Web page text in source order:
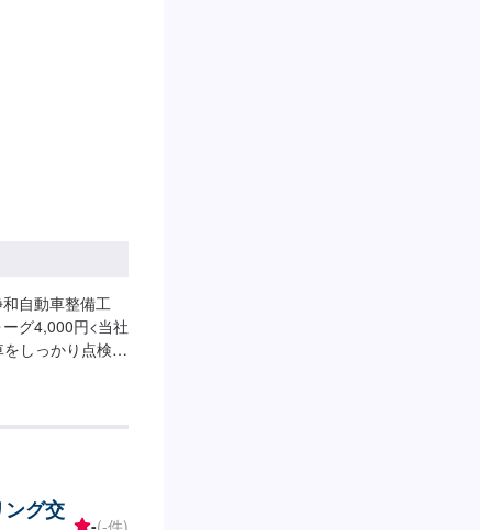
自動車整備工
グ4,000円<当社
しっかり点検・
納期は前後する
グ交